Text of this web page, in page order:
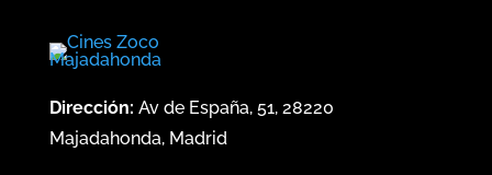
Dirección: Av de España, 51, 28220
Majadahonda, Madrid